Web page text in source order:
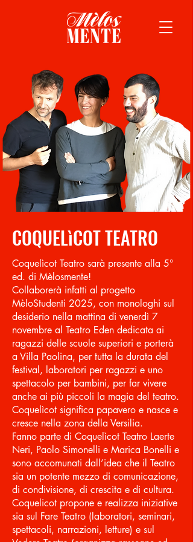
COQUELìCOT TEATRO
Coquelìcot Teatro sarà presente alla 5°
ed. di Mèlosmente!
Collaborerà infatti al progetto
MèloStudenti 2025, con monologhi sul
desiderio nella mattina di venerdì 7
novembre al Teatro Eden dedicata ai
ragazzi delle scuole superiori e porterà
a Villa Paolina, per tutta la durata del
festival, laboratori per ragazzi e uno
spettacolo per bambini, per far vivere
anche ai più piccoli la magia del teatro.
Coquelìcot significa papavero e nasce e
cresce nella zona della Versilia.
Fanno parte di Coquelìcot Teatro Laerte
Neri, Paolo Simonelli e Marica Bonelli e
sono accomunati dall’idea che il Teatro
sia un potente mezzo di comunicazione,
di condivisione, di crescita e di cultura.
Coquelicot propone e realizza iniziative
sia sul Fare Teatro (laboratori, seminari,
spettacoli, narrazioni, letture) e sul